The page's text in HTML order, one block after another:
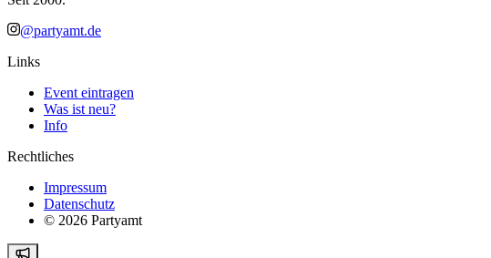
@partyamt.de
Links
Event eintragen
Was ist neu?
Info
Rechtliches
Impressum
Datenschutz
© 2026 Partyamt